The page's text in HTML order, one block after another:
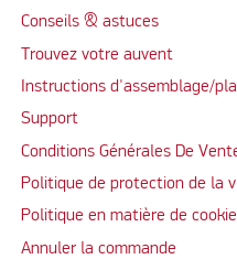
Conseils & astuces
Trouvez votre auvent
Instructions d'assemblage/
Support
Conditions Générales De
Politique de protection de la
Politique en matière de
Annuler la commande